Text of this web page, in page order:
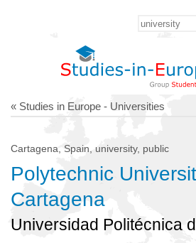
« Studies in Europe - Universities
Cartagena, Spain, university, public
Polytechnic
Cartagena
Universidad Politécnica